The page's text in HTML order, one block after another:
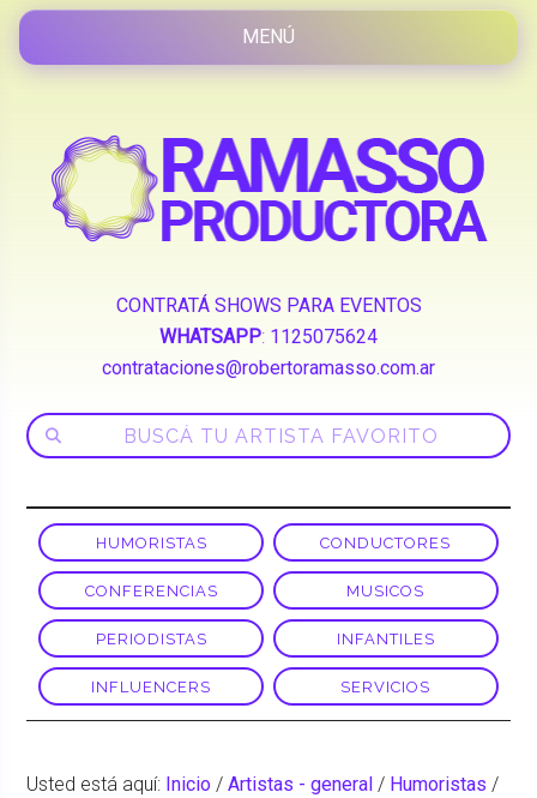
CONTRATÁ SHOWS PARA EVENTOS
WHATSAPP: 1125075624
contrataciones@robertoramasso.com.ar
HUMORISTAS CONDUCTORES
CONFERENCIAS MUSICOS
PERIODISTAS INFANTILES
INFLUENCERS SERVICIOS
Usted está aquí: Inicio / Artistas - general / Humoristas /